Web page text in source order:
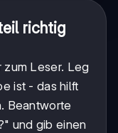
richtig
zum Leser. Leg
ist - das hilft
Beantworte
und gib einen